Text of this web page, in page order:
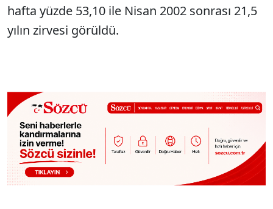
hafta yüzde 53,10 ile Nisan 2002 sonrası 21,5
yılın zirvesi görüldü.